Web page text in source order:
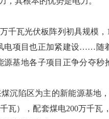
千瓦光伏板阵列初具规模
电项目也正加紧建设……随
基地各子项目正争分夺秒
沉陷区为主的新能源基地
瓦），配套煤电200万千